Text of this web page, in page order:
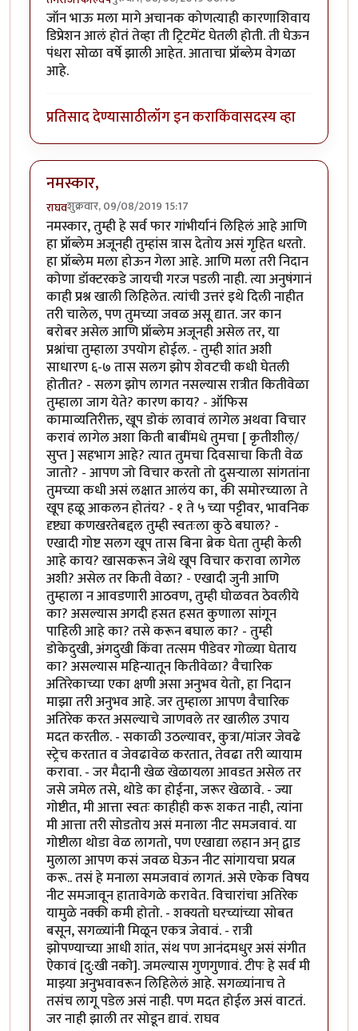
जॉन भाऊ मला मागे अचानक कोणत्याही कारणाशिवाय
डिप्रेशन आलं होतं तेव्हा ती ट्रिटमेंट घेतली होती. ती घेऊन
पंधरा सोळा वर्षे झाली आहेत. आताचा प्रॉब्लेम वेगळा
आहे.
प्रतिसाद देण्यासाठीलॉग इन कराकिंवासदस्य व्हा
नमस्कार,
राघवशुक्रवार, 09/08/2019 15:17
नमस्कार, तुम्ही हे सर्व फार गांभीर्यानं लिहिलं आहे आणि
हा प्रॉब्लेम अजूनही तुम्हांस त्रास देतोय असं गृहित धरतो.
हा प्रॉब्लेम मला होऊन गेला आहे. आणि मला तरी निदान
कोणा डॉक्टरकडे जायची गरज पडली नाही. त्या अनुषंगानं
काही प्रश्न खाली लिहिलेत. त्यांची उत्तरं इथे दिली नाहीत
तरी चालेल, पण तुमच्या जवळ असू द्यात. जर कान
बरोबर असेल आणि प्रॉब्लेम अजूनही असेल तर, या
प्रश्नांचा तुम्हाला उपयोग होईल. - तुम्ही शांत अशी
साधारण ६-७ तास सलग झोप शेवटची कधी घेतली
होतीत? - सलग झोप लागत नसल्यास रात्रीत कितीवेळा
तुम्हाला जाग येते? कारण काय? - ऑफिस
कामाव्यतिरीक्त, खूप डोकं लावावं लागेल अथवा विचार
करावं लागेल अशा किती बाबींमधे तुमचा [ कृतीशील्/
सुप्त ] सहभाग आहे? त्यात तुमचा दिवसाचा किती वेळ
जातो? - आपण जो विचार करतो तो दुसर्‍याला सांगतांना
तुमच्या कधी असं लक्षात आलंय का, की समोरच्याला ते
खूप हळू आकलन होतंय? - १ ते ५ च्या पट्टीवर, भावनिक
दृष्ट्या कणखरतेबद्दल तुम्ही स्वतःला कुठे बघाल? -
एखादी गोष्ट सलग खूप तास बिना ब्रेक घेता तुम्ही केली
आहे काय? खासकरून जेथे खूप विचार करावा लागेल
अशी? असेल तर किती वेळा? - एखादी जुनी आणि
तुम्हाला न आवडणारी आठवण, तुम्ही घोळवत ठेवलीये
का? असल्यास अगदी हसत हसत कुणाला सांगून
पाहिली आहे का? तसे करून बघाल का? - तुम्ही
डोकेदुखी, अंगदुखी किंवा तत्सम पीडेवर गोळ्या घेताय
का? असल्यास महिन्यातून कितीवेळा? वैचारिक
अतिरेकाच्या एका क्षणी असा अनुभव येतो, हा निदान
माझा तरी अनुभव आहे. जर तुम्हाला आपण वैचारिक
अतिरेक करत असल्याचे जाणवले तर खालील उपाय
मदत करतील. - सकाळी उठल्यावर, कुत्रा/मांजर जेवढे
स्ट्रेच करतात व जेवढावेळ करतात, तेवढा तरी व्यायाम
करावा. - जर मैदानी खेळ खेळायला आवडत असेल तर
जसे जमेल तसे, थोडे का होईना, जरूर खेळावे. - ज्या
गोष्टीत, मी आत्ता स्वतः काहीही करू शकत नाही, त्यांना
मी आत्ता तरी सोडतोय असं मनाला नीट समजवावं. या
गोष्टीला थोडा वेळ लागतो, पण एखाद्या लहान अन् द्वाड
मुलाला आपण कसं जवळ घेऊन नीट सांगायचा प्रयत्न
करू.. तसं हे मनाला समजवावं लागतं. असे एकेक विषय
नीट समजावून हातावेगळे करावेत. विचारांचा अतिरेक
यामुळे नक्की कमी होतो. - शक्यतो घरच्यांच्या सोबत
बसून, सगळ्यांनी मिळून एकत्र जेवावं. - रात्री
झोपण्याच्या आधी शांत, संथ पण आनंदमधुर असं संगीत
ऐकावं [दु:खी नको]. जमल्यास गुणगुणावं. टीपः हे सर्व मी
माझ्या अनुभवावरून लिहिलेलं आहे. सगळ्यांनाच ते
तसंच लागू पडेल असं नाही. पण मदत होईल असं वाटतं.
जर नाही झाली तर सोडून द्यावं. राघव